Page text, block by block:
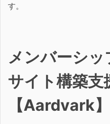
す。
メンバーシ
サイト構築支
【Aardvark】